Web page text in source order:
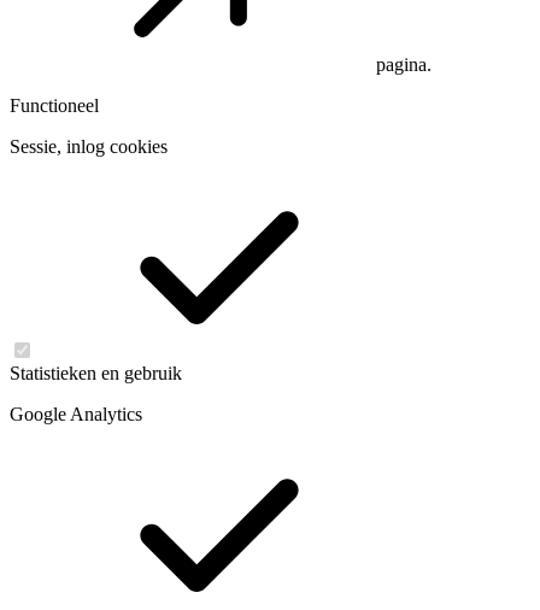
pagina.
Functioneel
Sessie, inlog cookies
Statistieken en gebruik
Google Analytics